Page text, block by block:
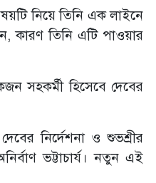
নিয়ে তিনি এক লাইনে
কারণ তিনি এটি পাওয়ার
সহকর্মী হিসেবে দেবের
নির্দেশনা ও শুভশ্রীর
ভট্টাচার্য। নতুন এই